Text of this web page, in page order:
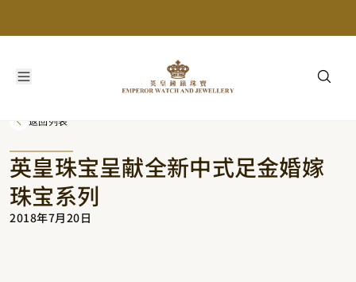
返回列表
英皇珠宝呈献全新中式足金婚嫁
珠宝系列
2018年7月20日